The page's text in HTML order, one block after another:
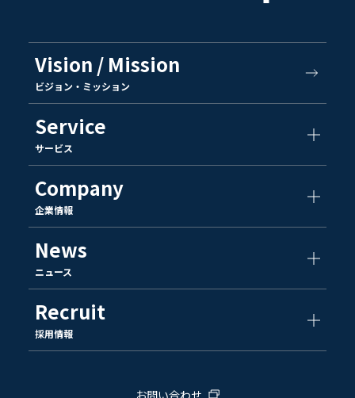
Vision / Mission
ビジョン・ミッション
Service
サービス
Company
企業情報
News
ニュース
Recruit
採用情報